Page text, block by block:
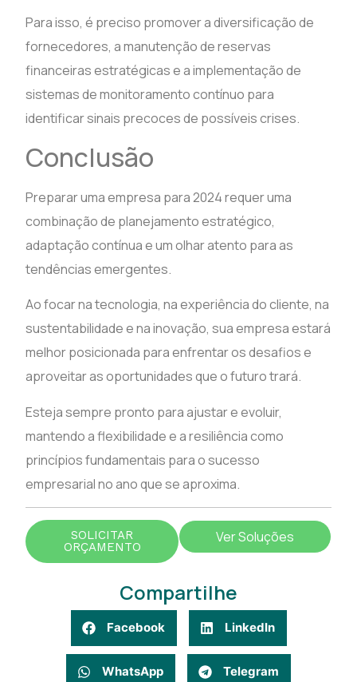
Para isso, é preciso promover a diversificação de
fornecedores, a manutenção de reservas
financeiras estratégicas e a implementação de
sistemas de monitoramento contínuo para
identificar sinais precoces de possíveis crises.
Conclusão
Preparar uma empresa para 2024 requer uma
combinação de planejamento estratégico,
adaptação contínua e um olhar atento para as
tendências emergentes.
Ao focar na tecnologia, na experiência do cliente, na
sustentabilidade e na inovação, sua empresa estará
melhor posicionada para enfrentar os desafios e
aproveitar as oportunidades que o futuro trará.
Esteja sempre pronto para ajustar e evoluir,
mantendo a flexibilidade e a resiliência como
princípios fundamentais para o sucesso
empresarial no ano que se aproxima.
SOLICITAR
ORÇAMENTO
Ver Soluções
Compartilhe
Facebook LinkedIn
WhatsApp Telegram